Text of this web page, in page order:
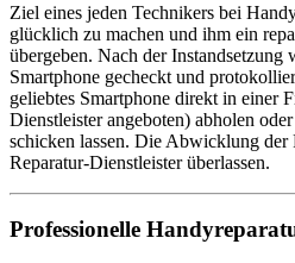
Ziel eines jeden Technikers bei
glücklich zu machen und ihm ein
übergeben. Nach der Instandsetzung
Smartphone gecheckt und
geliebtes Smartphone direkt in einer
Dienstleister angeboten) abholen
schicken lassen. Die Abwicklung der
Reparatur-Dienstleister überlassen.
Professionelle